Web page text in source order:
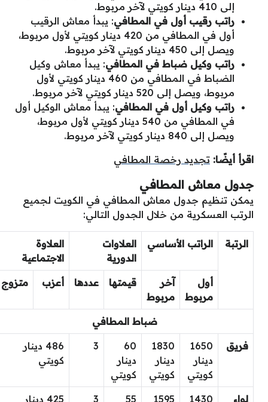
إلى 410 دينار كويتي لآخر مربوط.
راتب رقيب أول في المطافي: يبدأ معاش الرقيب
أول في المطافي من 420 دينار كويتي لأول مربوط،
ويصل إلى 450 دينار كويتي لآخر مربوط.
راتب وكيل ضباط في المطافي: يبدأ معاش وكيل
الضباط في المطافي من 460 دينار كويتي لأول
مربوط، ويصل إلى 520 دينار كويتي لآخر مربوط.
راتب وكيل أول في المطافي: يبدأ معاش الوكيل أول
في المطافي من 540 دينار كويتي لأول مربوط،
ويصل إلى 840 دينار كويتي لآخر مربوط.
اقرأ أيضًا: تجديد رخصة المطافي
جدول معاش المطافي
يمكن تنظيم جدول معاش المطافي في الكويت لجميع
الرتب العسكرية من خلال الجدول التالي:
الرتبة الراتب الأساسي
العلاوات
الدورية
العلاوة
الاجتماعية
أول
مربوط
آخر
مربوط
قيمتها عددها أعزب متزوج
ضباط المطافي
فريق
1650
دينار
كويتي
1830
دينار
كويتي
60
دينار
كويتي
3
486 دينار
كويتي
لواء 1430
1595
55
3 425 دينار